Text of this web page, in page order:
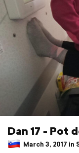
Dan 17 - Pot
March 3, 2017 in